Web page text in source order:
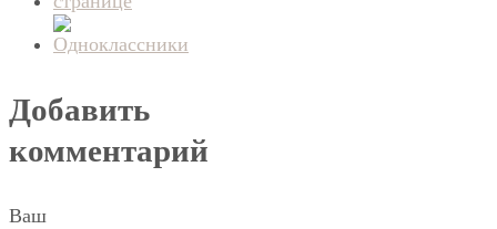
Добавить
комментарий
Ваш